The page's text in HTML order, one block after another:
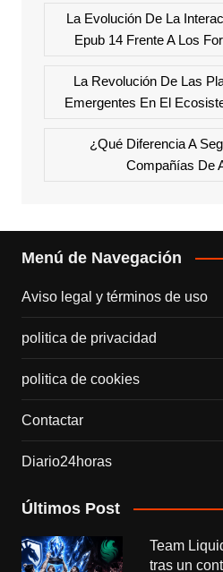
La Evolución De La
Epub 14 Frente A Los
La Revolución De Las
Emergentes En El
¿Qué Diferencia A
Compañías De
Menú de Navegación
Aviso legal y términos de uso
politica de privacidad
politica de cookies
Contactar
Diario24horas
Últimos Post
Team
tras un